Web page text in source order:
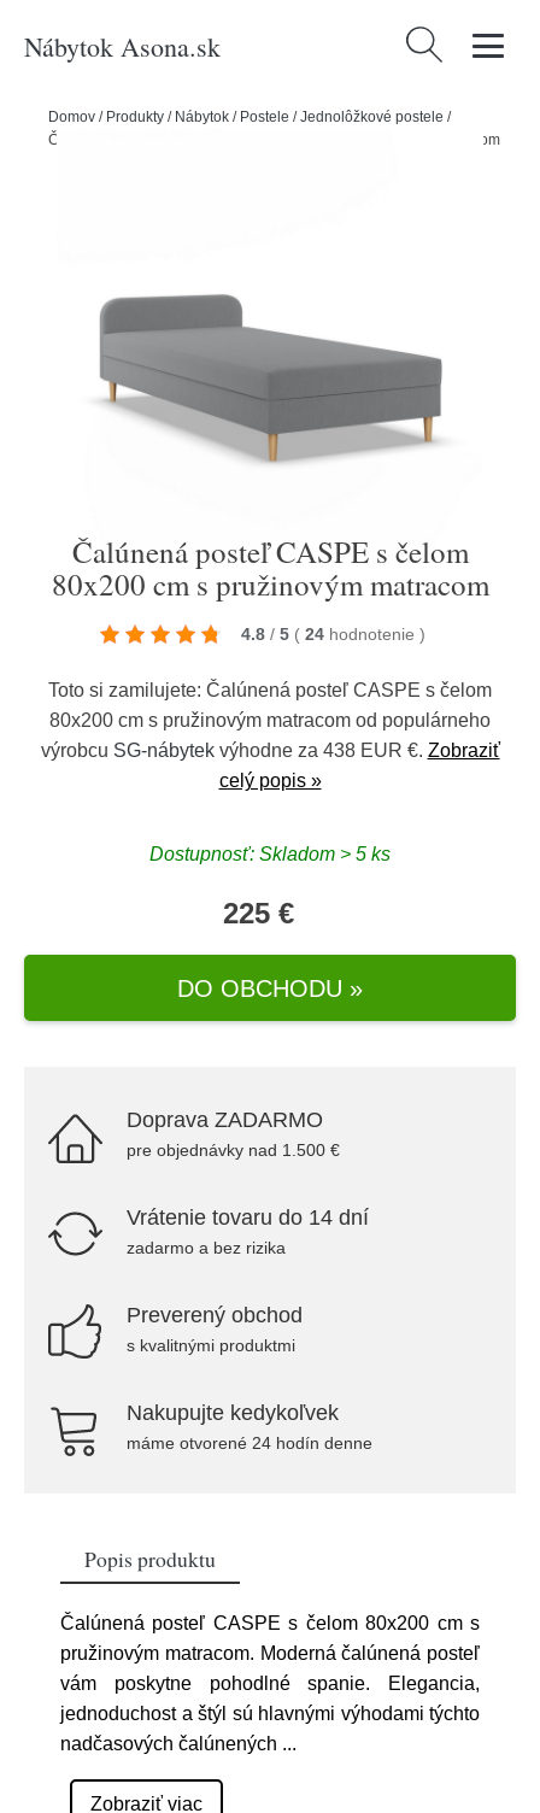
Nábytok Asona.sk Hľadať:
Domov / Produkty / Nábytok / Postele /Jednolôžkové postele /
Čalúnená posteľ CASPE s čelom 80x200 cm s pružinovým matracom
Čalúnená posteľ CASPE s čelom
80x200 cm s pružinovým matracom
4.8 / 5 ( 24 hodnotenie )
Toto si zamilujete: Čalúnená posteľ CASPE s čelom
80x200 cm s pružinovým matracom od populárneho
výrobcu SG-nábytekvýhodne za 438 EUR €. Zobraziť
celý popis »
Dostupnosť: Skladom > 5 ks
225 €
DO OBCHODU »
Doprava ZADARMO
pre objednávky nad 1.500 €
Vrátenie tovaru do 14 dní
zadarmo a bez rizika
Preverený obchod
s kvalitnými produktmi
Nakupujte kedykoľvek
máme otvorené 24 hodín denne
Popis produktu
Čalúnená posteľ CASPE s čelom 80x200 cm s
pružinovým matracom. Moderná čalúnená posteľ
vám poskytne pohodlné spanie. Elegancia,
jednoduchost a štýl sú hlavnými výhodami týchto
nadčasových čalúnených ...
Zobraziť viac